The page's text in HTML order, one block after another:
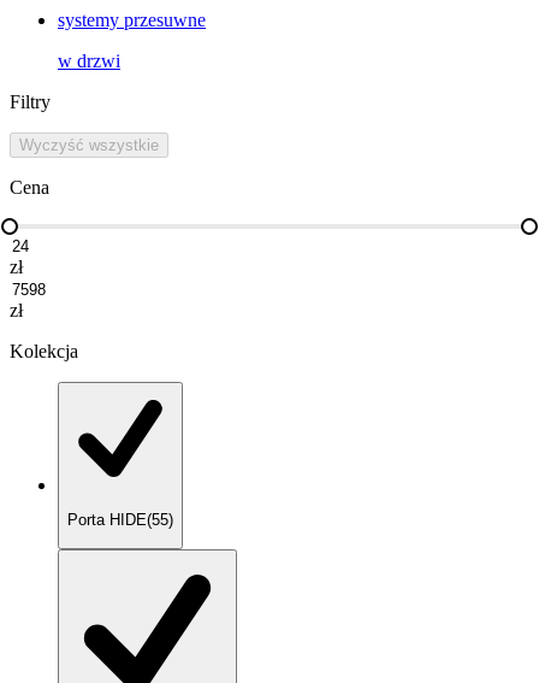
systemy przesuwne
w drzwi
Filtry
Wyczyść wszystkie
Cena
zł
zł
Kolekcja
Porta HIDE(55)